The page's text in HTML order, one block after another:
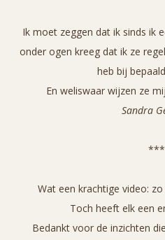
Ik moet zeggen dat ik sinds ik
onder ogen kreeg dat ik ze
heb bij
En weliswaar wijzen ze
Sandra
***
Wat een krachtige video:
Toch heeft elk een
Bedankt voor de inzichten